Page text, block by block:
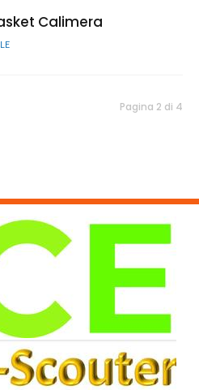
Calimera
Pagina 2 di 4